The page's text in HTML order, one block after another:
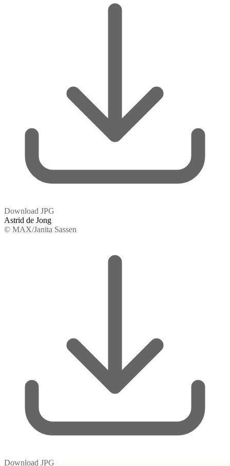
Download JPG
Astrid de Jong
© MAX/Janita Sassen
Download JPG